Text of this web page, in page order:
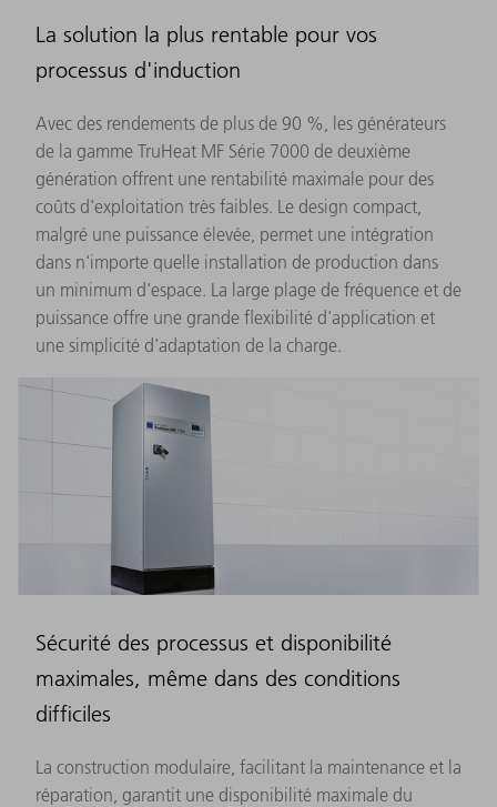
La solution la plus rentable pour vos
processus d'induction
Avec des rendements de plus de 90 %, les générateurs
de la gamme TruHeat MF Série 7000 de deuxième
génération offrent une rentabilité maximale pour des
coûts d'exploitation très faibles. Le design compact,
malgré une puissance élevée, permet une intégration
dans n'importe quelle installation de production dans
un minimum d'espace. La large plage de fréquence et de
puissance offre une grande flexibilité d'application et
une simplicité d'adaptation de la charge.
Sécurité des processus et disponibilité
maximales, même dans des conditions
difficiles
La construction modulaire, facilitant la maintenance et la
réparation, garantit une disponibilité maximale du